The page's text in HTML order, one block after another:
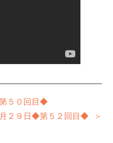
５０回目◆
２９日◆第５２回目◆